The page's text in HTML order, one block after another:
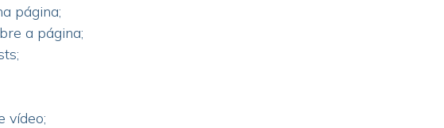
página;
a página;
vídeo;